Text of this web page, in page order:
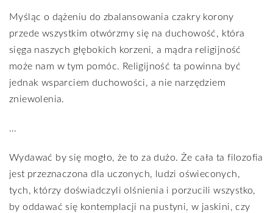
Myśląc o dążeniu do zbalansowania czakry korony
przede wszystkim otwórzmy się na duchowość, która
sięga naszych głębokich korzeni, a mądra religijność
może nam w tym pomóc. Religijność ta powinna być
jednak wsparciem duchowości, a nie narzędziem
zniewolenia.
…
Wydawać by się mogło, że to za dużo. Że cała ta filozofia
jest przeznaczona dla uczonych, ludzi oświeconych,
tych, którzy doświadczyli olśnienia i porzucili wszystko,
by oddawać się kontemplacji na pustyni, w jaskini, czy